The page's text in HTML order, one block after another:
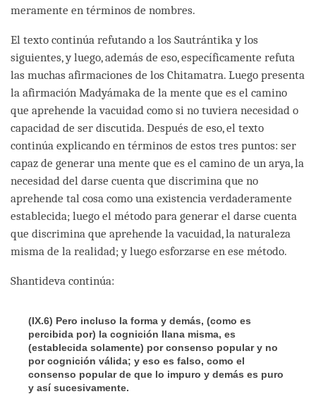
meramente en términos de nombres.
El texto continúa refutando a los Sautrántika y los
siguientes, y luego, además de eso, específicamente refuta
las muchas afirmaciones de los Chitamatra. Luego presenta
la afirmación Madyámaka de la mente que es el camino
que aprehende la vacuidad como si no tuviera necesidad o
capacidad de ser discutida. Después de eso, el texto
continúa explicando en términos de estos tres puntos: ser
capaz de generar una mente que es el camino de un arya, la
necesidad del darse cuenta que discrimina que no
aprehende tal cosa como una existencia verdaderamente
establecida; luego el método para generar el darse cuenta
que discrimina que aprehende la vacuidad, la naturaleza
misma de la realidad; y luego esforzarse en ese método.
Shantideva continúa:
(IX.6) Pero incluso la forma y demás, (como es
percibida por) la cognición llana misma, es
(establecida solamente) por consenso popular y no
por cognición válida; y eso es falso, como el
consenso popular de que lo impuro y demás es puro
y así sucesivamente.